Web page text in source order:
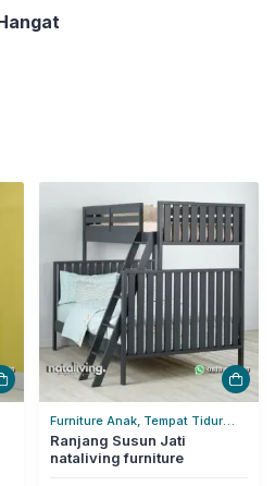
Furniture Anak, Tempat Tidur
Tingkat
Ranjang Susun Jati
nataliving furniture